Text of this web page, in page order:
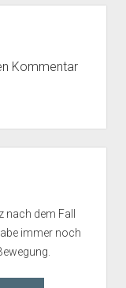
Kommentar
dem Fall
immer noch